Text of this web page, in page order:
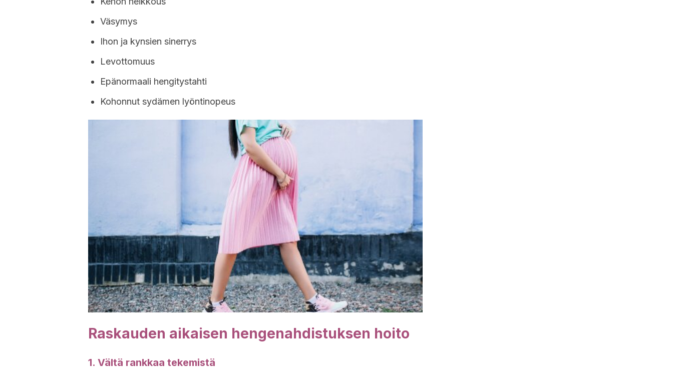
Väsymys
Ihon ja kynsien sinerrys
Levottomuus
Epänormaali hengitystahti
Kohonnut sydämen lyöntinopeus
Raskauden aikaisen hengenahdistuksen hoito
1. Vältä rankkaa tekemistä